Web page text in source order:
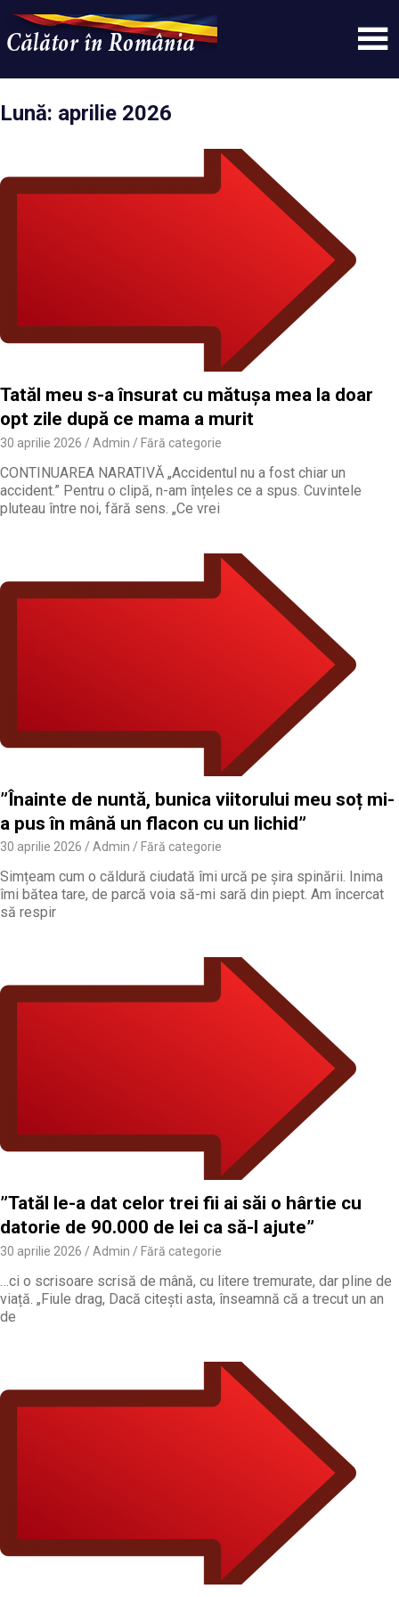
content
Calatorinromania
simplu
WordPress
Lună: aprilie 2026
Tatăl meu s-a însurat cu mătușa mea la doar
opt zile după ce mama a murit
30 aprilie 2026 Admin Fără categorie
CONTINUAREA NARATIVĂ „Accidentul nu a fost chiar un
accident.” Pentru o clipă, n-am înțeles ce a spus. Cuvintele
pluteau între noi, fără sens. „Ce vrei
”Înainte de nuntă, bunica viitorului meu soț mi-
a pus în mână un flacon cu un lichid”
30 aprilie 2026 Admin Fără categorie
Simțeam cum o căldură ciudată îmi urcă pe șira spinării. Inima
îmi bătea tare, de parcă voia să-mi sară din piept. Am încercat
să respir
”Tatăl le-a dat celor trei fii ai săi o hârtie cu
datorie de 90.000 de lei ca să-l ajute”
30 aprilie 2026 Admin Fără categorie
…ci o scrisoare scrisă de mână, cu litere tremurate, dar pline de
viață. „Fiule drag, Dacă citești asta, înseamnă că a trecut un an
de